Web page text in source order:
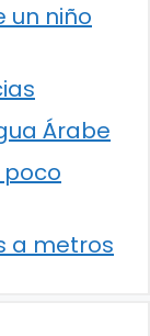
un niño
Árabe
a metros